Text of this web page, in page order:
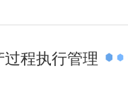
程执行管理